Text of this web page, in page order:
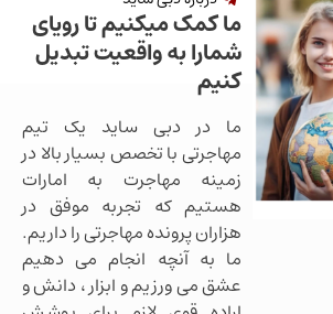
ما کمک میکنیم تا رویای
شمارا به واقعیت تبدیل
کنیم
ما در دبی ساید یک تیم
مهاجرتی با تخصص بسیار بالا در
زمینه مهاجرت به امارات
هستیم که تجربه موفق در
هزاران پرونده مهاجرتی را داریم.
ما به آنچه انجام می دهیم
عشق می ورزیم و ابزار ، دانش و